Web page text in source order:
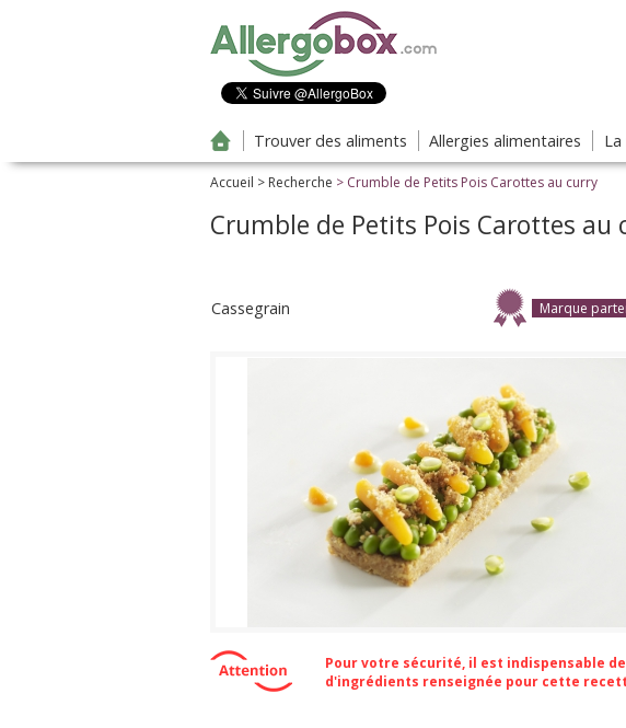
Trouver des aliments Allergies alimentaires
Accueil > Recherche > Crumble de Petits Pois Carottes au curry
Crumble de Petits Pois Carottes au
Cassegrain Marque
Pour votre sécurité, il est indispensable
d'ingrédients renseignée pour cette